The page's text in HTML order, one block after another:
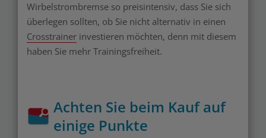
Wirbelstrombremse so preisintensiv, dass Sie sich
überlegen sollten, ob Sie nicht alternativ in einen
Crosstrainer investieren möchten, denn mit diesem
haben Sie mehr Trainingsfreiheit.
Achten Sie beim Kauf auf
einige Punkte